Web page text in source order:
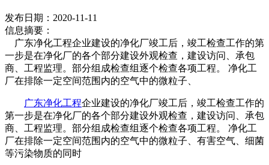
发布日期：2020-11-11
信息摘要：
广东净化工程企业建设的净化厂竣工后，竣工检查工作的第
一步是在净化厂的各个部分建设外观检查，建设访问、承包
商、工程监理。部分组成检查组逐个检查各项工程。 净化工
厂在排除一定空间范围内的空气中的微粒子、
广东净化工程企业建设的净化厂竣工后，竣工检查工作的
第一步是在净化厂的各个部分建设外观检查，建设访问、承包
商、工程监理。部分组成检查组逐个检查各项工程。 净化工
厂在排除一定空间范围内的空气中的微粒子、有害空气、细菌
等污染物质的同时